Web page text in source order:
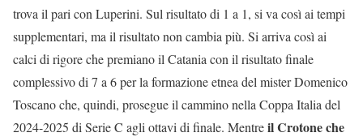
trova il pari con Luperini. Sul risultato di 1 a 1, si va così ai tempi
supplementari, ma il risultato non cambia più. Si arriva così ai
calci di rigore che premiano il Catania con il risultato finale
complessivo di 7 a 6 per la formazione etnea del mister Domenico
Toscano che, quindi, prosegue il cammino nella Coppa Italia del
2024-2025 di Serie C agli ottavi di finale. Mentreil Crotone che